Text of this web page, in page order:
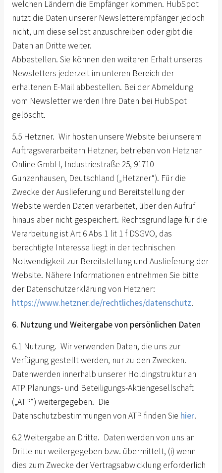
welchen Ländern die Empfänger kommen. HubSpot
nutzt die Daten unserer Newsletterempfänger jedoch
nicht, um diese selbst anzuschreiben oder gibt die
Daten an Dritte weiter.
Abbestellen. Sie können den weiteren Erhalt unseres
Newsletters jederzeit im unteren Bereich der
erhaltenen E-Mail abbestellen. Bei der Abmeldung
vom Newsletter werden Ihre Daten bei HubSpot
gelöscht.
5.5 Hetzner. Wir hosten unsere Website bei unserem
Auftragsverarbeitern Hetzner, betrieben von Hetzner
Online GmbH, Industriestraße 25, 91710
Gunzenhausen, Deutschland („Hetzner“). Für die
Zwecke der Auslieferung und Bereitstellung der
Website werden Daten verarbeitet, über den Aufruf
hinaus aber nicht gespeichert. Rechtsgrundlage für die
Verarbeitung ist Art 6 Abs 1 lit 1 f DSGVO, das
berechtigte Interesse liegt in der technischen
Notwendigkeit zur Bereitstellung und Auslieferung der
Website. Nähere Informationen entnehmen Sie bitte
der Datenschutzerklärung von Hetzner:
https://www.hetzner.de/rechtliches/datenschutz.
6. Nutzung und Weitergabe von persönlichen Daten
6.1 Nutzung. Wir verwenden Daten, die uns zur
Verfügung gestellt werden, nur zu den Zwecken.
Datenwerden innerhalb unserer Holdingstruktur an
ATP Planungs- und Beteiligungs-Aktiengesellschaft
(„ATP“) weitergegeben. Die
Datenschutzbestimmungen von ATP finden Sie hier.
6.2 Weitergabe an Dritte. Daten werden von uns an
Dritte nur weitergegeben bzw. übermittelt, (i) wenn
dies zum Zwecke der Vertragsabwicklung erforderlich